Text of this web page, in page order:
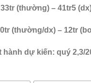
(thường) – 41tr5
(thường/dx) – 12tr
hành dự kiến: quý 2,3/